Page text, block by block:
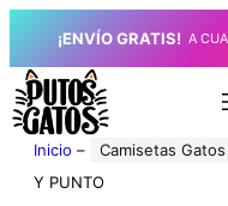
¡ENVÍO GRATIS! A
Inicio – Camisetas
Y PUNTO